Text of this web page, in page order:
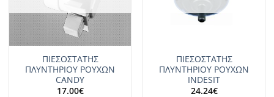
ΠΙΕΣΟΣΤΑΤΗΣ
ΠΛΥΝΤΗΡΙΟΥ ΡΟΥΧΩΝ
CANDY
17.00€
ΠΙΕΣΟΣΤΑΤΗΣ
ΠΛΥΝΤΗΡΙΟΥ ΡΟΥΧΩΝ
INDESIT
24.24€